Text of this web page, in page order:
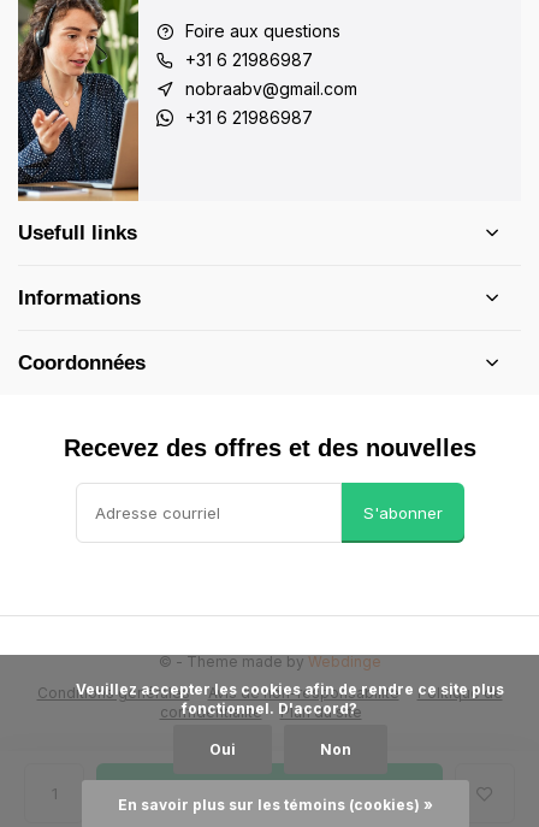
Foire aux questions
+31 6 21986987
nobraabv@gmail.com
+31 6 21986987
Usefull links
Informations
Coordonnées
Recevez des offres et des nouvelles
S'abonner
Conditions générales Avis de non-responsabilité
Politique de
confidentialité
Plan du site
© - Theme made by Webdinge
            Veuillez accepter les cookies afin de rendre ce site plus
fonctionnel. D'accord?
Oui Non
En savoir plus sur les témoins (cookies) »